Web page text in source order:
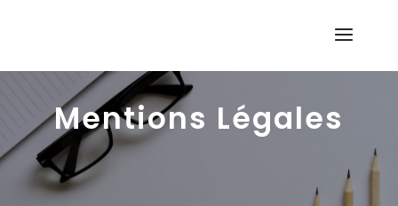
Mentions Légales